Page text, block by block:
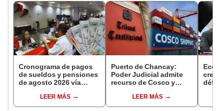
Cronograma de pagos
de sueldos y pensiones
de agosto 2026 vía
conoce las fechas de
depósito
LEER MÁS
Puerto de Chancay:
Poder Judicial admite
recurso de Cosco y
llegará al Tribunal
Constitucional
LEER MÁS